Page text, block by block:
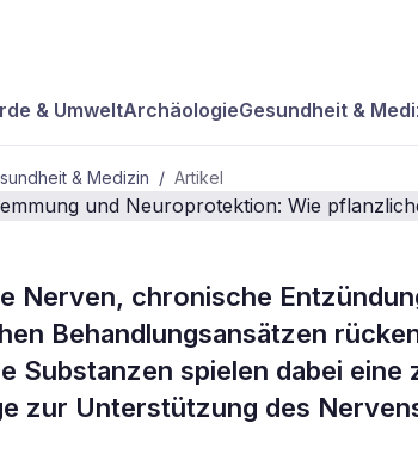
& UmweltArchäologieGesundheit &
& Medizin / Artikel
& MEDIZIN
Nerven, chronische
Behandlungsansätzen
Substanzen spielen dabei eine
zur Unterstützung des